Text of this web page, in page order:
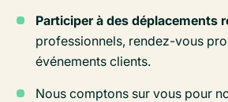
Participer à des déplacements
professionnels, rendez-vous
événements clients.
Nous comptons sur vous pour